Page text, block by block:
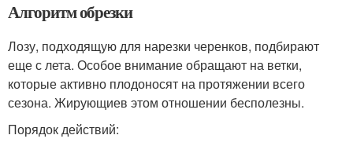
Алгоритм обрезки
Лозу, подходящую для нарезки черенков, подбирают
еще с лета. Особое внимание обращают на ветки,
которые активно плодоносят на протяжении всего
сезона. Жирующиев этом отношении бесполезны.
Порядок действий: